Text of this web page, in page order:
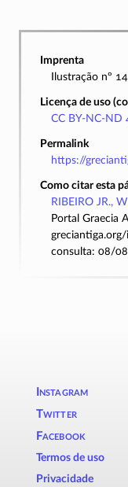
Imprenta
Ilustração nº
Licença de uso
CC BY-NC-ND
Permalink
https://
Como citar esta
RIBEIRO JR.,
Portal Graecia
consulta: 08/
Instagram
Twitter
Facebook
Termos de uso
Privacidade